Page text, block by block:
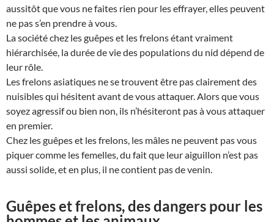
aussitôt que vous ne faites rien pour les effrayer, elles peuvent
ne pas s’en prendre à vous.
La société chez les guêpes et les frelons étant vraiment
hiérarchisée, la durée de vie des populations du nid dépend de
leur rôle.
Les frelons asiatiques ne se trouvent être pas clairement des
nuisibles qui hésitent avant de vous attaquer. Alors que vous
soyez agressif ou bien non, ils n’hésiteront pas à vous attaquer
en premier.
Chez les guêpes et les frelons, les mâles ne peuvent pas vous
piquer comme les femelles, du fait que leur aiguillon n’est pas
aussi solide, et en plus, il ne contient pas de venin.
Guêpes et frelons, des dangers pour les